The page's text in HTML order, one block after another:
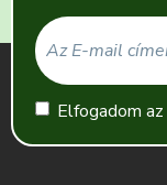
Elfogadom az